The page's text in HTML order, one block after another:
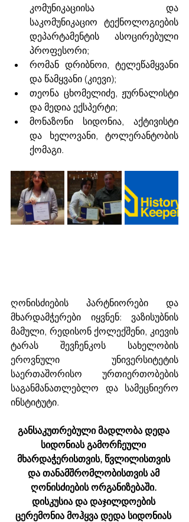
კომუნიკაციისა და
საკომუნიკაციო ტექნოლოგიების
დეპარტამენტის ასოცირებული
პროფესორი;
რომან დრიბნოი, ტელეწამყვანი
და წამყვანი (კიევი);
თეონა ცხომელიძე, ჟურნალისტი
და მედია ექსპერტი;
მონაზონი სიდონია, აქტივისტი
და ხელოვანი, ტოლერანტობის
ქომაგი.
ღონისძიების პარტნიორები და
მხარდამჭერები იყვნენ: ვაზისუბნის
მამული, რედისონ ქოლექშენი, კიევის
ტარას შევჩენკოს სახელობის
ეროვნული უნივერსიტეტის
საერთაშორისო ურთიერთობების
საგანმანათლებლო და სამეცნიერო
ინსტიტუტი.
განსაკუთრებული მადლობა დედა
სიდონიას გამორჩეული
მხარდაჭერისთვის, წვლილისთვის
და თანამშრომლობისთვის ამ
ღონისძიების ორგანიზებაში.
დისკუსია და დაჯილდოების
ცერემონია მოჰყვა დედა სიდონიას